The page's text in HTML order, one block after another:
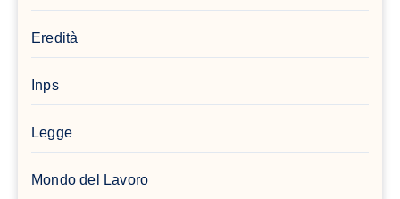
Eredità
Inps
Legge
Mondo del Lavoro